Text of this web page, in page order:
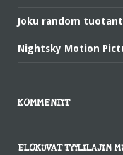
Joku random
Nightsky Motion
KOMMENTIT
ELOKUVAT TYYLILAJIN